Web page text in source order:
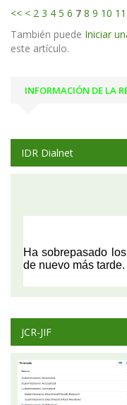
<< < 2 3 4 5 6 7 8 9 10 11
También puede Iniciar
este artículo.
INFORMACIÓN DE LA
IDR Dialnet
JCR-JIF